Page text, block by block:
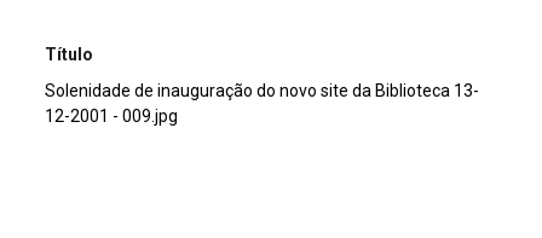
Título
Solenidade de inauguração do novo site da Biblioteca 13-
12-2001 - 009.jpg